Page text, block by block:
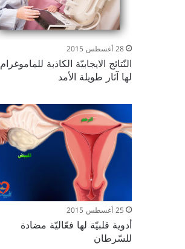
28 أغسطس 2015
النّتائج الايجابيّة الكاذبة للماموغرام
لها آثار طويلة الأمد
25 أغسطس 2015
أدوية قلبيّة لها فعّاليّة مضادة
للسّرطان